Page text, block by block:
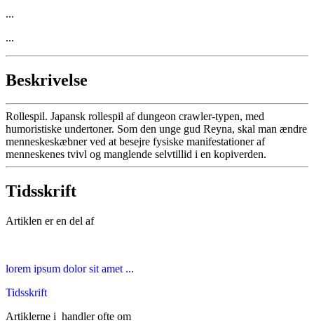
...
...
Beskrivelse
Rollespil. Japansk rollespil af dungeon crawler-typen, med
humoristiske undertoner. Som den unge gud Reyna, skal man ændre
menneskeskæbner ved at besejre fysiske manifestationer af
menneskenes tvivl og manglende selvtillid i en kopiverden.
Tidsskrift
Artiklen er en del af
lorem ipsum dolor sit amet ...
Tidsskrift
Artiklerne i handler ofte om